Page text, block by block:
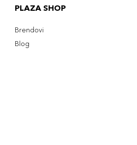
PLAZA SHOP
Brendovi
Blog